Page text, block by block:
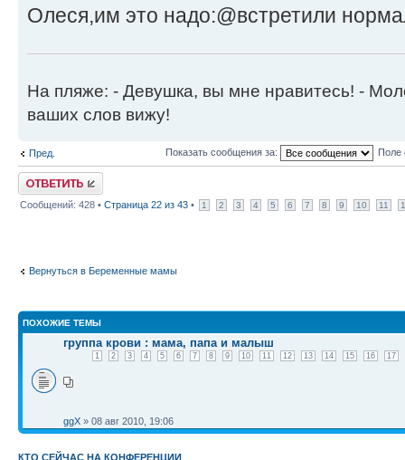
Олеся,им это надо:@встретили
На пляже: - Девушка, вы мне нравитесь! -
ваших слов вижу!
Пред. Показать сообщения за: Поле
Ответить
Сообщений: 428 • Страница 22 из 43 • 1 2 3 4 5 6 7 8 9 10 11
Вернуться в Беременные мамы
ПОХОЖИЕ ТЕМЫ
группа крови : мама, папа и малыш
1 2 3 4 5 6 7 8 9 10 11 12 13 14 15 16 17
ggX » 08 авг 2010, 19:06
КТО СЕЙЧАС НА КОНФЕРЕНЦИИ